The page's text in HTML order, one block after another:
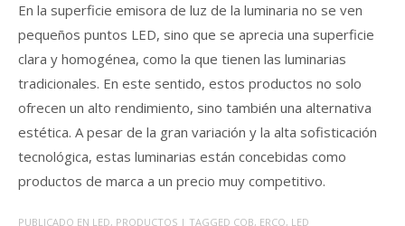
En la superficie emisora de luz de la luminaria no se ven
pequeños puntos LED, sino que se aprecia una superficie
clara y homogénea, como la que tienen las luminarias
tradicionales. En este sentido, estos productos no solo
ofrecen un alto rendimiento, sino también una alternativa
estética. A pesar de la gran variación y la alta sofisticación
tecnológica, estas luminarias están concebidas como
productos de marca a un precio muy competitivo.
PUBLICADO EN LED, PRODUCTOS | TAGGED COB, ERCO, LED